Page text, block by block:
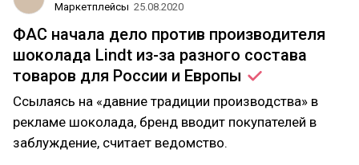
Маркетплейсы 25.08.2020
ФАС начала дело против производителя
шоколада Lindt из-за разного состава
товаров для России и Европы
Ссылаясь на «давние традиции производства» в
рекламе шоколада, бренд вводит покупателей в
заблуждение, считает ведомство.